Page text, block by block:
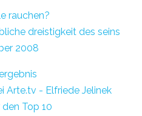
rauchen?
dreistigkeit des seins
2008
Arte.tv - Elfriede Jelinek
Top 10